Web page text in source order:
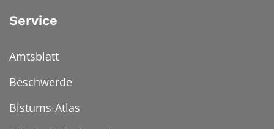
Service
Amtsblatt
Beschwerde
Bistums-Atlas